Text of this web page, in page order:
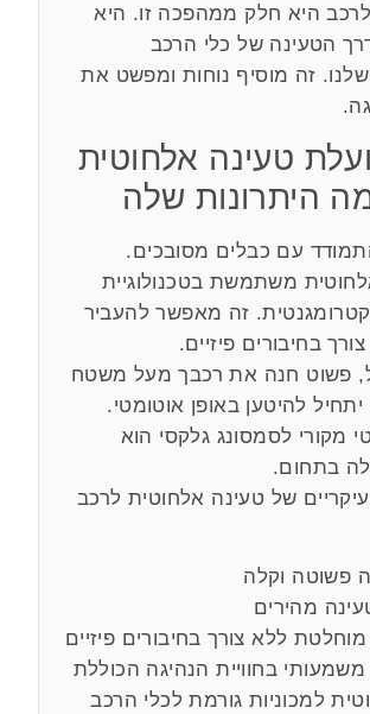
היא חלק ממהפכה זו. היא
הטעינה של כלי הרכב
שלנו. זה מוסיף נוחות ומפשט את
טעינה אלחוטית
היתרונות שלה
עם כבלים מסובכים.
משתמשת בטכנולוגיית
זה מאפשר להעביר
בחיבורים פיזיים.
פשוט חנה את רכבך מעל משטח
להיטען באופן אוטומטי.
מקורי לסמסונג גלקסי הוא
בתחום.
של טעינה אלחוטית לרכב
פשוטה וקלה
מהירים
מוחלטת ללא צורך בחיבורים פיזיים
משמעותי בחוויית הנהיגה הכוללת
למכוניות גורמת לכלי הרכב